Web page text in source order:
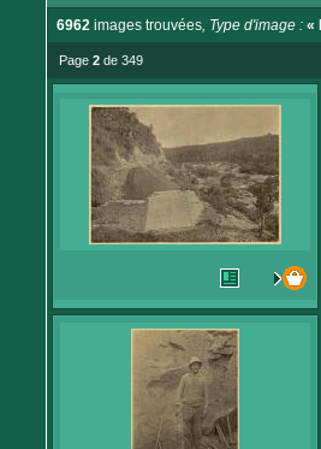
6962 images trouvées, Type d'image : «
Page 2 de 349